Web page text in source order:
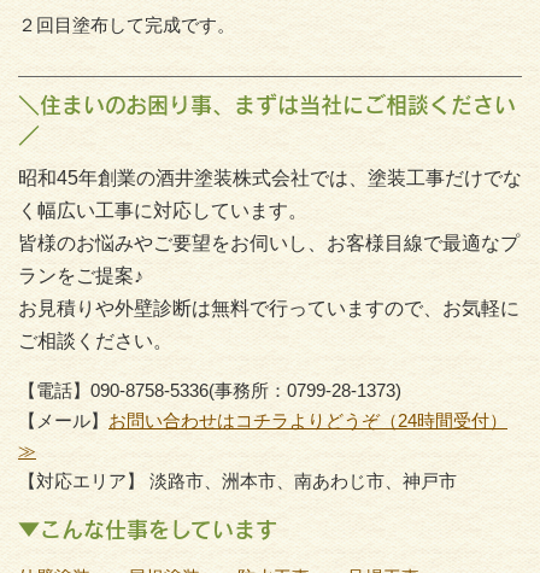
２回目塗布して完成です。
＼住まいのお困り事、まずは当社にご相談ください
／
昭和45年創業の酒井塗装株式会社では、塗装工事だけでな
く幅広い工事に対応しています。
皆様のお悩みやご要望をお伺いし、お客様目線で最適なプ
ランをご提案♪
お見積りや外壁診断は無料で行っていますので、お気軽に
ご相談ください。
【電話】090-8758-5336(事務所：0799-28-1373)
【メール】 お問い合わせはコチラよりどうぞ（24時間受付）
≫
【対応エリア】 淡路市、洲本市、南あわじ市、神戸市
▼こんな仕事をしています